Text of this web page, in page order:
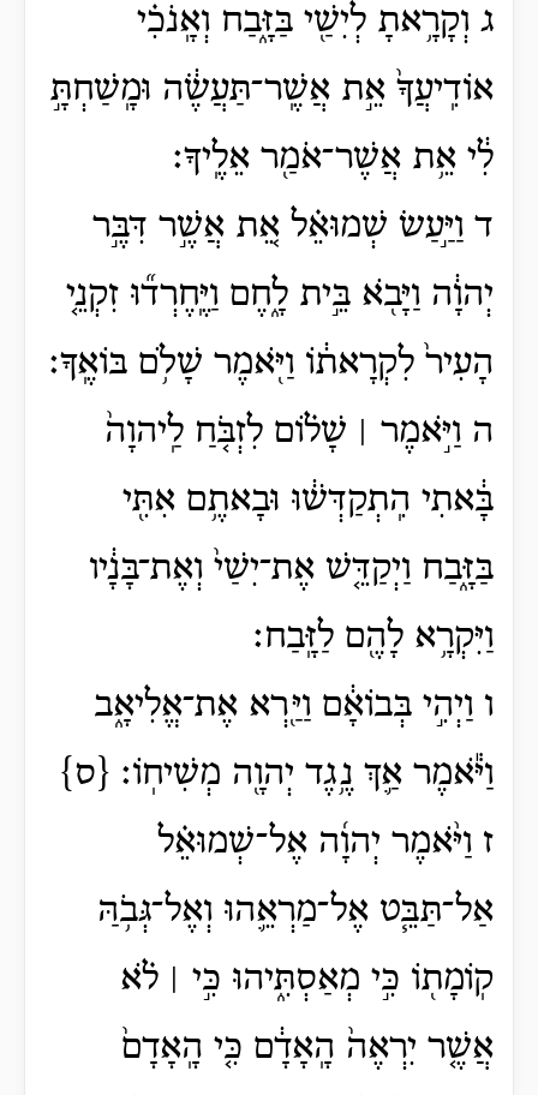
ג וְקָרָ֥אתָ לְיִשַׁ֖י בַּזָּ֑בַח וְאָֽנֹכִ֗י
אוֹדִֽיעֲךָ֙ אֵ֣ת אֲשֶֽׁר־תַּעֲשֶׂ֔ה וּמָֽשַׁחְתָּ֣
לִ֔י אֵ֥ת אֲשֶׁר־אֹמַ֖ר אֵלֶֽיךָ׃
ד וַיַּ֣עַשׂ שְׁמוּאֵ֗ל אֵ֚ת אֲשֶׁ֣ר דִּבֶּ֣ר
יְהוָ֔ה וַיָּבֹ֖א בֵּ֣ית לָ֑חֶם וַיֶּֽחֶרְד֞וּ זִקְנֵ֤י
הָעִיר֙ לִקְרָאת֔וֹ וַיֹּ֖אמֶר שָׁלֹ֥ם בּוֹאֶֽךָ׃
ה וַיֹּ֣אמֶר ׀ שָׁל֗וֹם לִזְבֹּ֤חַ לַֽיהוָה֙
בָּ֔אתִי הִֽתְקַדְּשׁ֔וּ וּבָאתֶ֥ם אִתִּ֖י
בַּזָּ֑בַח וַיְקַדֵּ֤שׁ אֶת־יִשַׁי֙ וְאֶת־בָּנָ֔יו
וַיִּקְרָ֥א לָהֶ֖ם לַזָּֽבַח׃
ו וַיְהִ֣י בְּבוֹאָ֔ם וַיַּ֖רְא אֶת־אֱלִיאָ֑ב
וַיֹּ֕אמֶר אַ֛ךְ נֶ֥גֶד יְהוָ֖ה מְשִׁיחֽוֹ׃ {ס}
ז וַיֹּ֨אמֶר יְהוָ֜ה אֶל־שְׁמוּאֵ֗ל
אַל־תַּבֵּ֧ט אֶל־מַרְאֵ֛הוּ וְאֶל־גְּבֹ֥הַּ
קֽוֹמָת֖וֹ כִּ֣י מְאַסְתִּ֑יהוּ כִּ֣י ׀ לֹ֗א
אֲשֶׁ֤ר יִרְאֶה֙ הָֽאָדָ֔ם כִּ֤י הָֽאָדָם֙